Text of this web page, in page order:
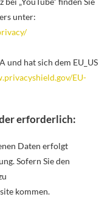
unter:
und hat sich dem EU_US
EU-
erforderlich:
Daten erfolgt
Sofern Sie den
kommen.